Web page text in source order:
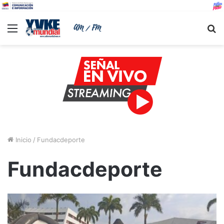
Menu
Inicio / Fundacdeporte
Fundacdeporte